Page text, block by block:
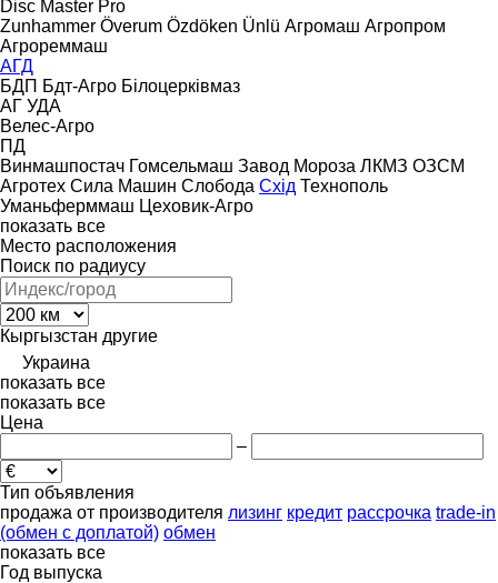
Disc Master Pro
Zunhammer Överum Özdöken Ünlü Агромаш Агропром
Агрореммаш
АГД
БДП Бдт-Агро Білоцерківмаз
АГ УДА
Велес-Агро
ПД
Винмашпостач Гомсельмаш Завод Мороза ЛКМЗ ОЗСМ
Агротех Сила Машин Слобода Схід Технополь
Уманьферммаш Цеховик-Агро
показать все
Место расположения
Поиск по радиусу
Кыргызстан другие
Украина
показать все
показать все
Цена
–
Тип объявления
продажа от производителя лизинг кредит рассрочка trade-in
(обмен с доплатой) обмен
показать все
Год выпуска